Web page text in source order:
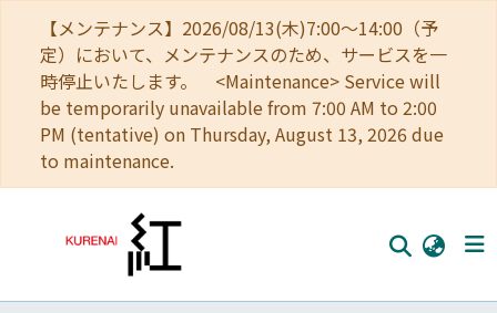
【メンテナンス】2026/08/13(木)7:00～14:00（予
定）において、メンテナンスのため、サービスを一
時停止いたします。 <Maintenance> Service will
be temporarily unavailable from 7:00 AM to 2:00
PM (tentative) on Thursday, August 13, 2026 due
to maintenance.